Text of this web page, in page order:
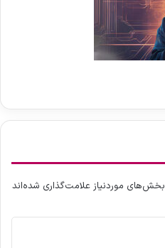
بخش‌های موردنیاز علامت‌گذاری شده‌اند